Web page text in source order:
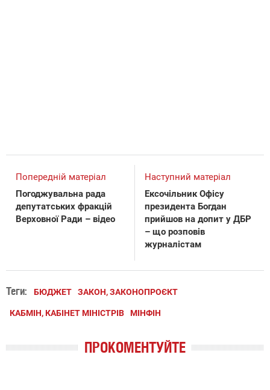
Попередній матеріал
Погоджувальна рада
депутатських фракцій
Верховної Ради – відео
Наступний матеріал
Ексочільник Офісу
президента Богдан
прийшов на допит у ДБР
– що розповів
журналістам
Теги: БЮДЖЕТ ЗАКОН, ЗАКОНОПРОЄКТ
КАБМІН, КАБІНЕТ МІНІСТРІВ МІНФІН
ПРОКОМЕНТУЙТЕ